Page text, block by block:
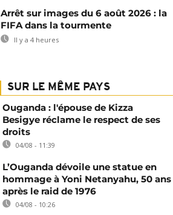
Arrêt sur images du 6 août 2026 : la
FIFA dans la tourmente
Il y a 4 heures
SUR LE MÊME PAYS
Ouganda : l'épouse de Kizza
Besigye réclame le respect de ses
droits
04/08 - 11:39
L’Ouganda dévoile une statue en
hommage à Yoni Netanyahu, 50 ans
après le raid de 1976
04/08 - 10:26